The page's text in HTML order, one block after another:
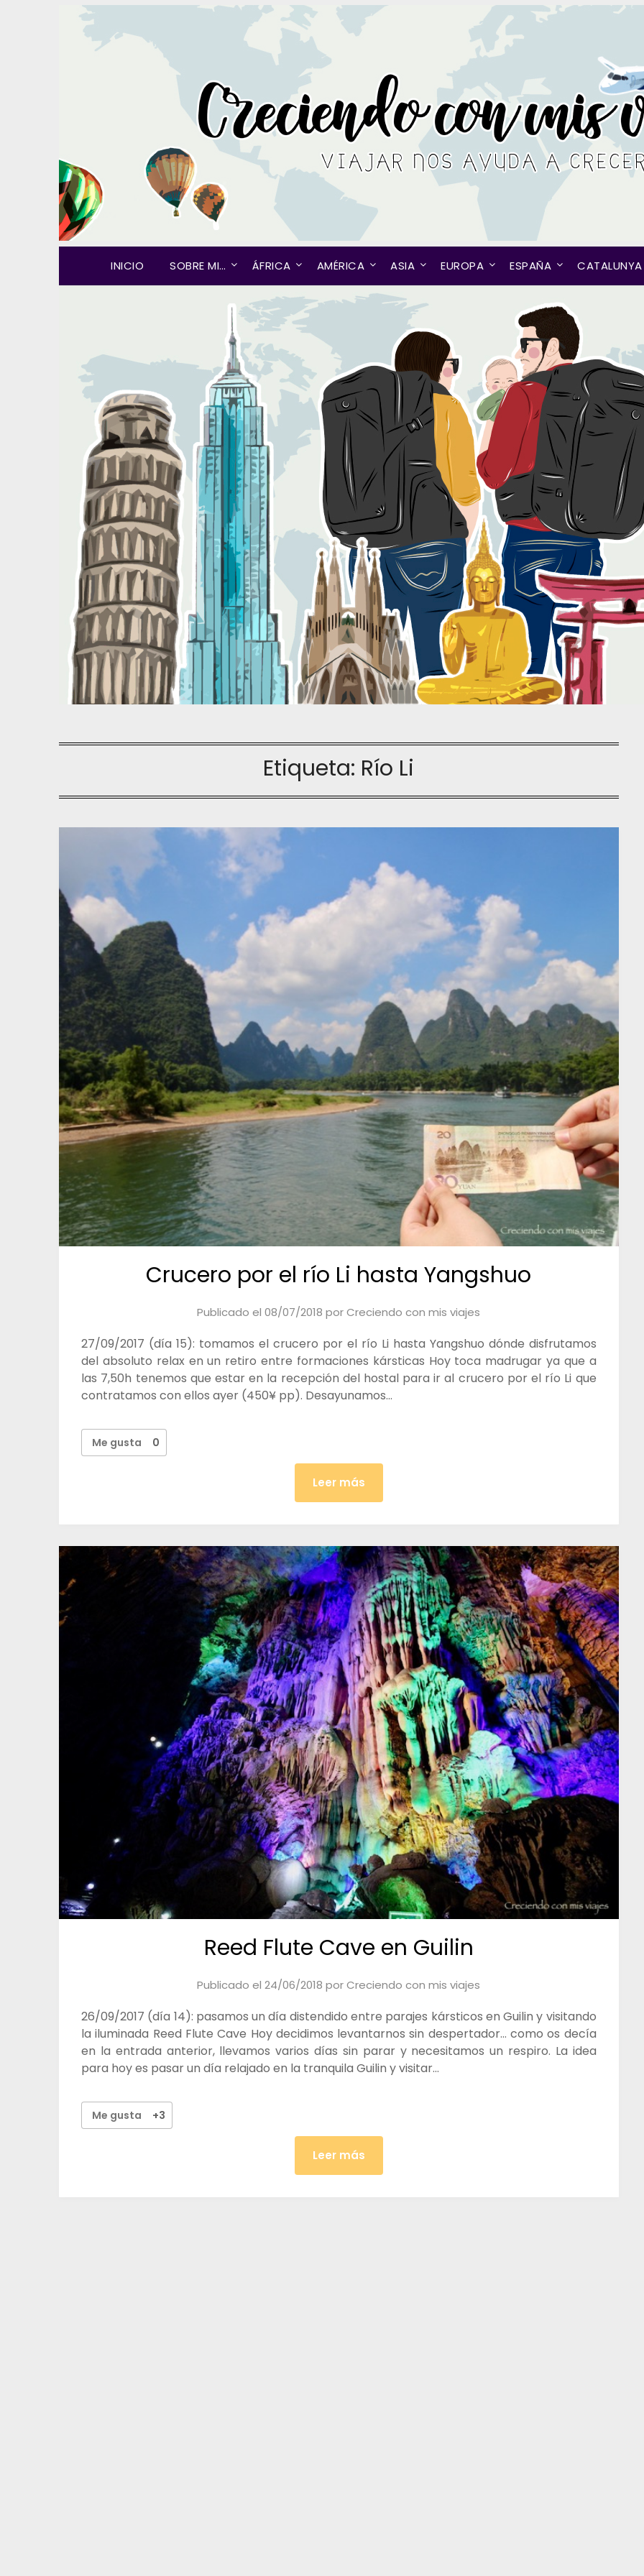
INICIO SOBRE MI… ÁFRICA AMÉRICA ASIA EUROPA ESPAÑA CATALUNYA
Etiqueta: Río Li
Crucero por el río Li hasta Yangshuo
Publicado el08/07/2018 porCreciendo con mis viajes
27/09/2017 (día 15): tomamos el crucero por el río Li hasta Yangshuo dónde disfrutamos
del absoluto relax en un retiro entre formaciones kársticas Hoy toca madrugar ya que a
las 7,50h tenemos que estar en la recepción del hostal para ir al crucero por el río Li que
contratamos con ellos ayer (450¥ pp). Desayunamos…
Me gusta 0
Leer más
Reed Flute Cave en Guilin
Publicado el24/06/2018 porCreciendo con mis viajes
26/09/2017 (día 14): pasamos un día distendido entre parajes kársticos en Guilin y visitando
la iluminada Reed Flute Cave Hoy decidimos levantarnos sin despertador… como os decía
en la entrada anterior, llevamos varios días sin parar y necesitamos un respiro. La idea
para hoy es pasar un día relajado en la tranquila Guilin y visitar…
Me gusta +3
Leer más